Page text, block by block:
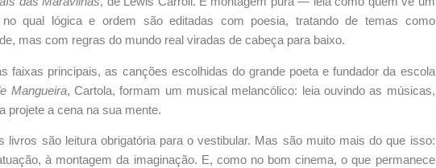
qual lógica e ordem são editadas com poesia, tratando de temas como
mas com regras do mundo real viradas de cabeça para baixo.
faixas principais, as canções escolhidas do grande poeta e fundador da escola
Mangueira, Cartola, formam um musical melancólico: leia ouvindo as músicas,
projete a cena na sua mente.
livros são leitura obrigatória para o vestibular. Mas são muito mais do que isso:
à montagem da imaginação. E, como no bom cinema, o que permanece